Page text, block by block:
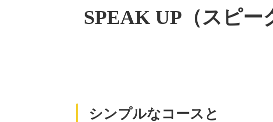
SPEAK UP（スピ
シンプルなコースと